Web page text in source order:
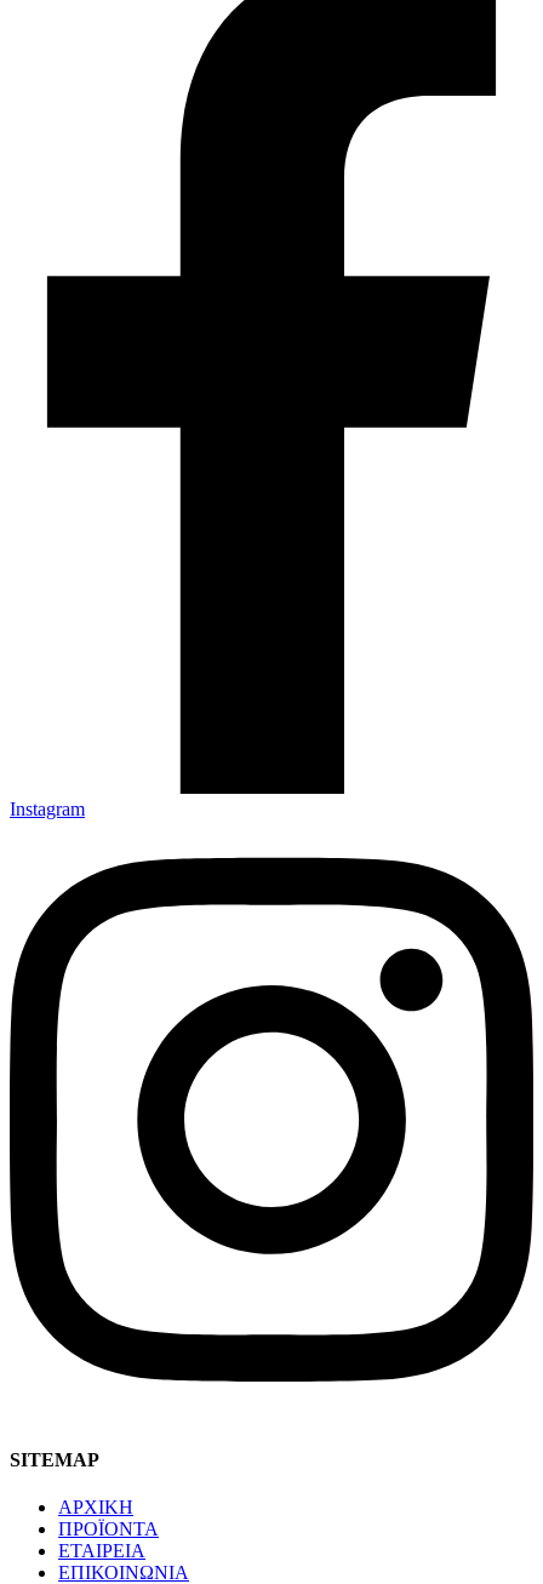
Instagram
SITEMAP
ΑΡΧΙΚΗ
ΠΡΟΪΟΝΤΑ
ΕΤΑΙΡΕΙΑ
ΕΠΙΚΟΙΝΩΝΙΑ